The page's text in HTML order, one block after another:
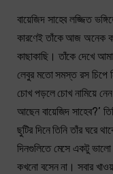
বায়েজিদ সাহেব লজ্জিত
কারণেই তাঁকে আজ অনেক
কাছাকাছি। তাঁকে দেখে
লেবুর মতো সমস্ত রস চিপে
চোখ পড়লে চোখ নামিয়ে
আছেন বায়েজিদ সাহেব?’
ছুটির দিনে তিনি তাঁর ঘরে
দিনগুলিতে মেসে একটু
কখনো বসেন না। সবার